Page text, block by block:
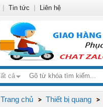
cả
Trang chủ Thiết bị quang
Tin tức Liên hệ